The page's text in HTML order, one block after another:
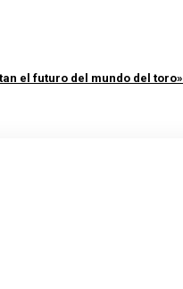
el futuro del mundo del toro»